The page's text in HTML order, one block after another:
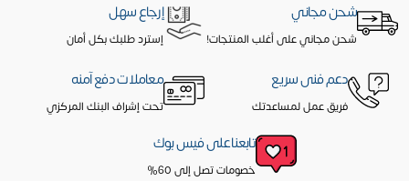
شحن مجاني
شحن مجاني على أغلب المنتجات!
إرجاع سهل
إسترد طلبك بكل أمان
دعم فنى سريع
فريق عمل لمساعدتك
معاملات دفع آمنه
تحت إشراف البنك المركزي
تابعنا على فيس بوك
خصومات تصل إلى 60%